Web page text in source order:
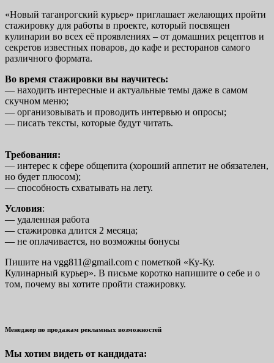
«Новый таганрогский курьер» приглашает желающих пройти
стажировку для работы в проекте, который посвящен
кулинарии во всех её проявлениях – от домашних рецептов и
секретов известных поваров, до кафе и ресторанов самого
различного формата.
Во время стажировки вы научитесь:
— находить интересные и актуальные темы даже в самом
скучном меню;
— организовывать и проводить интервью и опросы;
— писать тексты, которые будут читать.
Требования:
— интерес к сфере общепита (хороший аппетит не обязателен,
но будет плюсом);
— способность схватывать на лету.
Условия:
— удаленная работа
— стажировка длится 2 месяца;
— не оплачивается, но возможны бонусы
Пишите на vgg811@gmail.com с пометкой «Ку-Ку.
Кулинарный курьер». В письме коротко напишите о себе и о
том, почему вы хотите пройти стажировку.
Менеджер по продажам рекламных возможностей
Мы хотим видеть от кандидата: